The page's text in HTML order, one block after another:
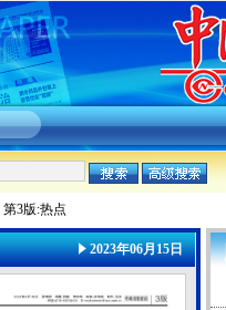
第3版:热点
2023年06月15日